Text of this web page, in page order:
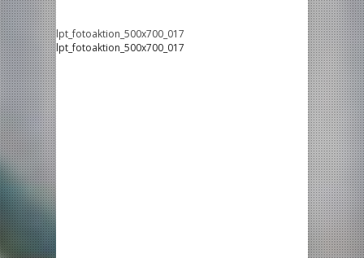
lpt_fotoaktion_500x700_017
lpt_fotoaktion_500x700_017